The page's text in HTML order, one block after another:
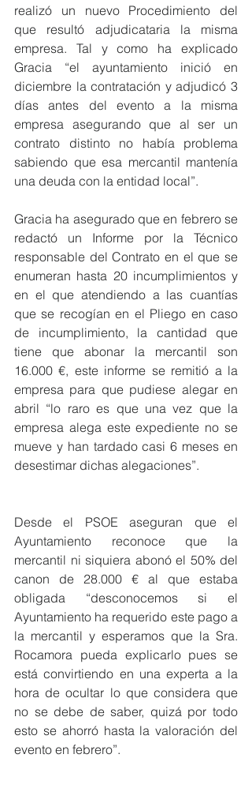
realizó un nuevo Procedimiento del
que resultó adjudicataria la misma
empresa. Tal y como ha explicado
Gracia “el ayuntamiento inició en
diciembre la contratación y adjudicó 3
días antes del evento a la misma
empresa asegurando que al ser un
contrato distinto no había problema
sabiendo que esa mercantil mantenía
una deuda con la entidad local”.
Gracia ha asegurado que en febrero se
redactó un Informe por la Técnico
responsable del Contrato en el que se
enumeran hasta 20 incumplimientos y
en el que atendiendo a las cuantías
que se recogían en el Pliego en caso
de incumplimiento, la cantidad que
tiene que abonar la mercantil son
16.000 €, este informe se remitió a la
empresa para que pudiese alegar en
abril “lo raro es que una vez que la
empresa alega este expediente no se
mueve y han tardado casi 6 meses en
desestimar dichas alegaciones”.
Desde el PSOE aseguran que el
Ayuntamiento reconoce que la
mercantil ni siquiera abonó el 50% del
canon de 28.000 € al que estaba
obligada “desconocemos si el
Ayuntamiento ha requerido este pago a
la mercantil y esperamos que la Sra.
Rocamora pueda explicarlo pues se
está convirtiendo en una experta a la
hora de ocultar lo que considera que
no se debe de saber, quizá por todo
esto se ahorró hasta la valoración del
evento en febrero”.